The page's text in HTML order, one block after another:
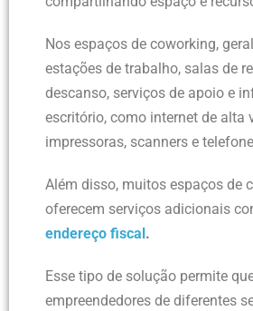
Nos espaços de coworking,
estações de trabalho, salas de
descanso, serviços de apoio e
escritório, como internet de alta
impressoras, scanners e
Além disso, muitos espaços de
oferecem serviços adicionais
endereço fiscal .
Esse tipo de solução permite
empreendedores de diferentes